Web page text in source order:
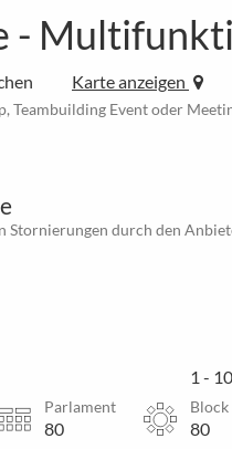
-
Karte anzeigen
Teambuilding Event oder
Stornierungen durch den
1 -
Parlament
80
Block
80